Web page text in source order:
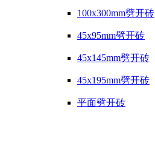
100x300mm劈开砖
45x95mm劈开砖
45x145mm劈开砖
45x195mm劈开砖
平面劈开砖